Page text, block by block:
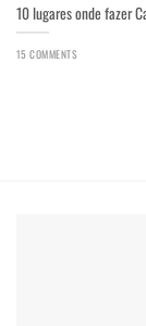
10 lugares onde fazer
15 COMMENTS